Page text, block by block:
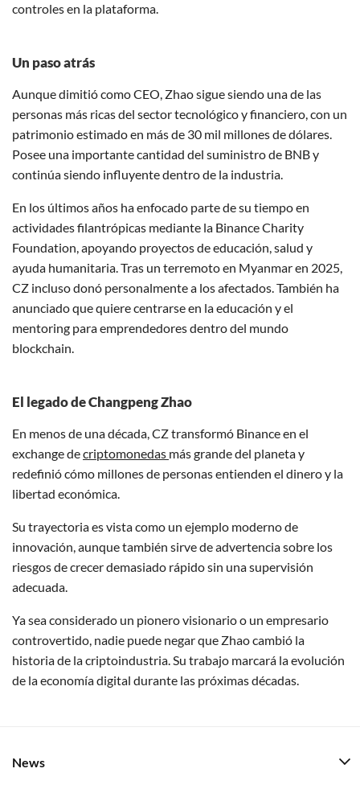
controles en la plataforma.
Un paso atrás
Aunque dimitió como CEO, Zhao sigue siendo una de las
personas más ricas del sector tecnológico y financiero, con un
patrimonio estimado en más de 30 mil millones de dólares.
Posee una importante cantidad del suministro de BNB y
continúa siendo influyente dentro de la industria.
En los últimos años ha enfocado parte de su tiempo en
actividades filantrópicas mediante la Binance Charity
Foundation, apoyando proyectos de educación, salud y
ayuda humanitaria. Tras un terremoto en Myanmar en 2025,
CZ incluso donó personalmente a los afectados. También ha
anunciado que quiere centrarse en la educación y el
mentoring para emprendedores dentro del mundo
blockchain.
El legado de Changpeng Zhao
En menos de una década, CZ transformó Binance en el
exchange decriptomonedas más grande del planeta y
redefinió cómo millones de personas entienden el dinero y la
libertad económica.
Su trayectoria es vista como un ejemplo moderno de
innovación, aunque también sirve de advertencia sobre los
riesgos de crecer demasiado rápido sin una supervisión
adecuada.
Ya sea considerado un pionero visionario o un empresario
controvertido, nadie puede negar que Zhao cambió la
historia de la criptoindustria. Su trabajo marcará la evolución
de la economía digital durante las próximas décadas.
News